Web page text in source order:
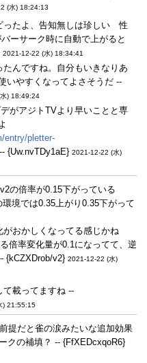
(水) 18:24:13
ったよ、告知無しは珍しい 性
ーサーク時に自動で上がると
2021-12-22 (水) 18:34:41
んですね。自分もいきなりあ
いやすくなってよさそうだ --
) 18:49:24
がアジトTVより早いことと専
entry/pletter-
-- {Uw.nvTDy1aE} 2021-12-22 (水)
の倍率が0.15下がっている
境では0.35上がり0.35下がって
おかしくなってる感じかね
倍率変化量が0.1になってて、逆
{kCZXDrob/v2} 2021-12-22 (水)
て載ってますね --
) 21:55:15
提だと雀の涙みたいな追加効果
クの補填？ -- {FfXEDcxqoR6}